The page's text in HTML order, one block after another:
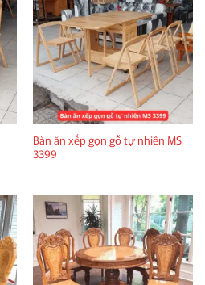
Bàn ăn xếp gọn gỗ tự nhiên MS
3399